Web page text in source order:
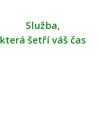
Služba,
která šetří váš čas